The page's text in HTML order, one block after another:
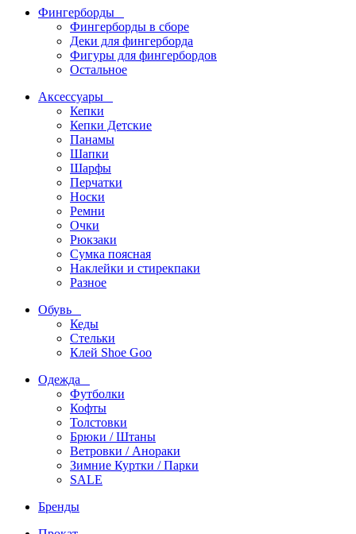
Фингерборды
Фингерборды в сборе
Деки для фингерборда
Фигуры для фингербордов
Остальное
Аксессуары
Кепки
Кепки Детские
Панамы
Шапки
Шарфы
Перчатки
Носки
Ремни
Очки
Рюкзаки
Сумка поясная
Наклейки и стирекпаки
Разное
Обувь
Кеды
Стельки
Клей Shoe Goo
Одежда
Футболки
Кофты
Толстовки
Брюки / Штаны
Ветровки / Анораки
Зимние Куртки / Парки
SALE
Бренды